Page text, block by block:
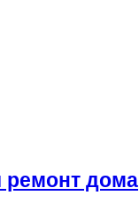
ремонт дома